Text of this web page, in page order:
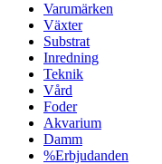
Varumärken
Växter
Substrat
Inredning
Teknik
Vård
Foder
Akvarium
Damm
%Erbjudanden